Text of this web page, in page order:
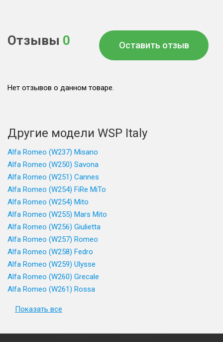
Отзывы 0 Оставить отзыв
Нет отзывов о данном товаре.
Другие модели WSP Italy
Alfa Romeo (W237) Misano
Alfa Romeo (W250) Savona
Alfa Romeo (W251) Cannes
Alfa Romeo (W254) FiRe MiTo
Alfa Romeo (W254) Mito
Alfa Romeo (W255) Mars Mito
Alfa Romeo (W256) Giulietta
Alfa Romeo (W257) Romeo
Alfa Romeo (W258) Fedro
Alfa Romeo (W259) Ulysse
Alfa Romeo (W260) Grecale
Alfa Romeo (W261) Rossa
Показать все